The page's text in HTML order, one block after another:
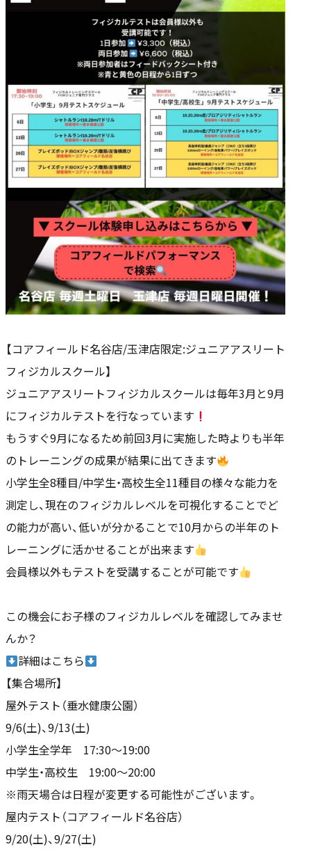
【コアフィールド名谷店/玉津店限定:ジュニアアスリート
フィジカルスクール】
ジュニアアスリートフィジカルスクールは毎年3月と9月
にフィジカルテストを行なっています
もうすぐ9月になるため前回3月に実施した時よりも半年
のトレーニングの成果が結果に出てきます
小学生全8種目/中学生・高校生全11種目の様々な能力を
測定し、現在のフィジカルレベルを可視化することでど
の能力が高い、低いが分かることで10月からの半年のト
レーニングに活かせることが出来ます
会員様以外もテストを受講することが可能です
この機会にお子様のフィジカルレベルを確認してみませ
んか？
詳細はこちら
【集合場所】
屋外テスト（垂水健康公園）
9/6(土)、9/13(土)
小学生全学年 17:30〜19:00
中学生・高校生 19:00〜20:00
※雨天場合は日程が変更する可能性がございます。
屋内テスト（コアフィールド名谷店）
9/20(土)、9/27(土)